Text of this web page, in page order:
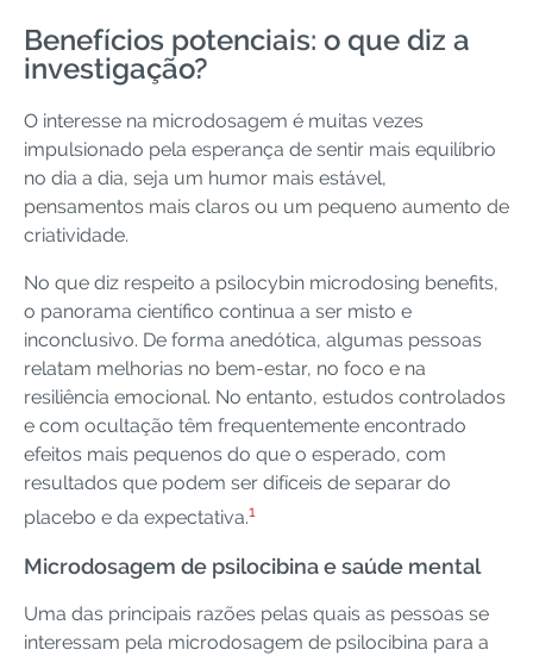
Benefícios potenciais: o que diz a
investigação?
O interesse na microdosagem é muitas vezes
impulsionado pela esperança de sentir mais equilíbrio
no dia a dia, seja um humor mais estável,
pensamentos mais claros ou um pequeno aumento de
criatividade.
No que diz respeito a psilocybin microdosing benefits,
o panorama científico continua a ser misto e
inconclusivo. De forma anedótica, algumas pessoas
relatam melhorias no bem-estar, no foco e na
resiliência emocional. No entanto, estudos controlados
e com ocultação têm frequentemente encontrado
efeitos mais pequenos do que o esperado, com
resultados que podem ser difíceis de separar do
placebo e da expectativa.1
Microdosagem de psilocibina e saúde mental
Uma das principais razões pelas quais as pessoas se
interessam pela microdosagem de psilocibina para a